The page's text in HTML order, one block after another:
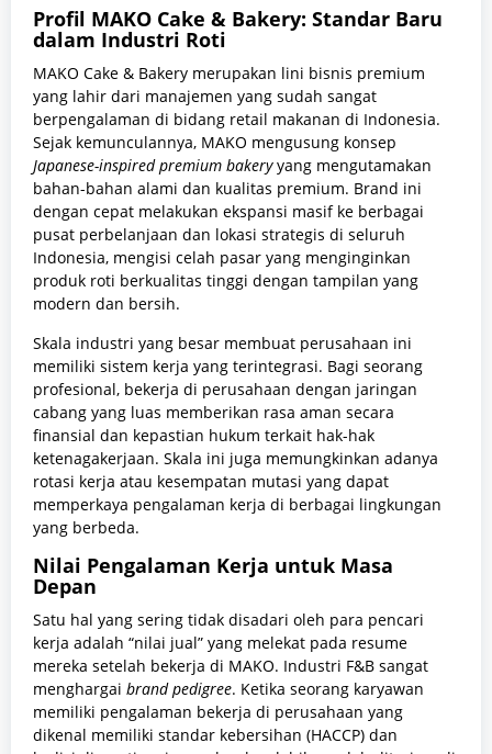
Profil MAKO Cake & Bakery: Standar Baru
dalam Industri Roti
MAKO Cake & Bakery merupakan lini bisnis premium
yang lahir dari manajemen yang sudah sangat
berpengalaman di bidang retail makanan di Indonesia.
Sejak kemunculannya, MAKO mengusung konsep
Japanese-inspired premium bakeryyang mengutamakan
bahan-bahan alami dan kualitas premium. Brand ini
dengan cepat melakukan ekspansi masif ke berbagai
pusat perbelanjaan dan lokasi strategis di seluruh
Indonesia, mengisi celah pasar yang menginginkan
produk roti berkualitas tinggi dengan tampilan yang
modern dan bersih.
Skala industri yang besar membuat perusahaan ini
memiliki sistem kerja yang terintegrasi. Bagi seorang
profesional, bekerja di perusahaan dengan jaringan
cabang yang luas memberikan rasa aman secara
finansial dan kepastian hukum terkait hak-hak
ketenagakerjaan. Skala ini juga memungkinkan adanya
rotasi kerja atau kesempatan mutasi yang dapat
memperkaya pengalaman kerja di berbagai lingkungan
yang berbeda.
Nilai Pengalaman Kerja untuk Masa
Depan
Satu hal yang sering tidak disadari oleh para pencari
kerja adalah “nilai jual” yang melekat pada resume
mereka setelah bekerja di MAKO. Industri F&B sangat
menghargai brand pedigree. Ketika seorang karyawan
memiliki pengalaman bekerja di perusahaan yang
dikenal memiliki standar kebersihan (HACCP) dan